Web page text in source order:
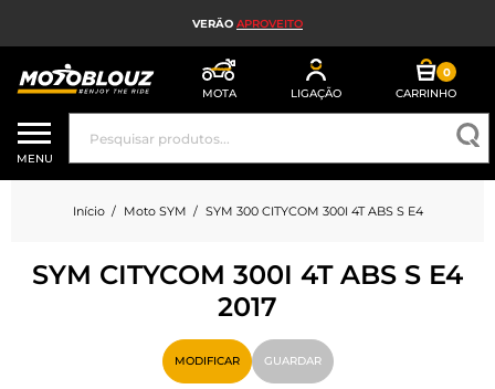
VERÃO APROVEITO
MOTA LIGAÇÃO
0
CARRINHO
CAPACETE DE MOTO
EQUIPAMENTO DE MOTO HOMEM
EQUIPAMENTO DE MOTO SENHORA
MX, ENDURO E TRIAL
HIGH-TECH MOTO
AIRBAG DE MOTO
MENU
Início Moto SYM SYM 300 CITYCOM 300I 4T ABS S E4
SYM CITYCOM 300I 4T ABS S E4
2017
MODIFICAR GUARDAR